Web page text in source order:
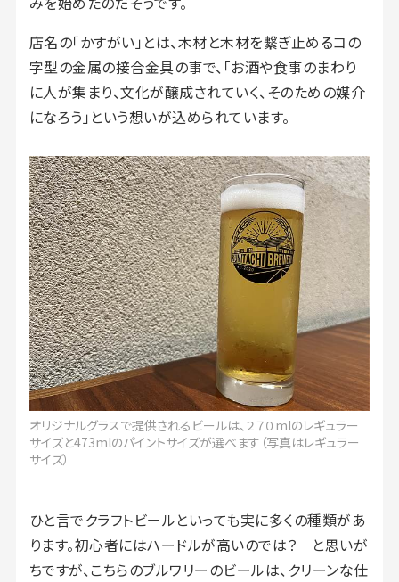
店名の「かすがい」とは、木材と木材を繋ぎ止めるコの
字型の金属の接合金具の事で、「お酒や食事のまわり
に人が集まり、文化が醸成されていく、そのための媒介
になろう」という想いが込められています。
オリジナルグラスで提供されるビールは、２７０mlのレギュラー
サイズと473mlのパイントサイズが選べます（写真はレギュラー
サイズ）
ひと言でクラフトビールといっても実に多くの種類があ
ります。初心者にはハードルが高いのでは？ と思いが
ちですが、こちらのブルワリーのビールは、クリーンな仕